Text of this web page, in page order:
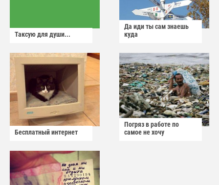
Таксую для души...
Да иди ты сам знаешь
куда
Бесплатный интернет
Погряз в работе по
самое не хочу